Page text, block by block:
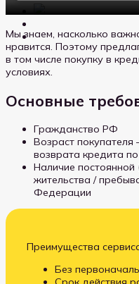
Мы знаем, насколько
нравится. Поэтому
в том числе покупку в
условиях.
Основные
Гражданство РФ
Возраст
возврата кредита
Наличие постоянной
жительства /
Федерации
Преимущества
Без